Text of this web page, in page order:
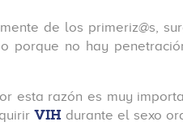
de los primeriz@s,
no hay
esta razón es muy
VIH durante el sexo